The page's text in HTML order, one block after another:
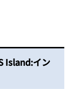
Island:イン